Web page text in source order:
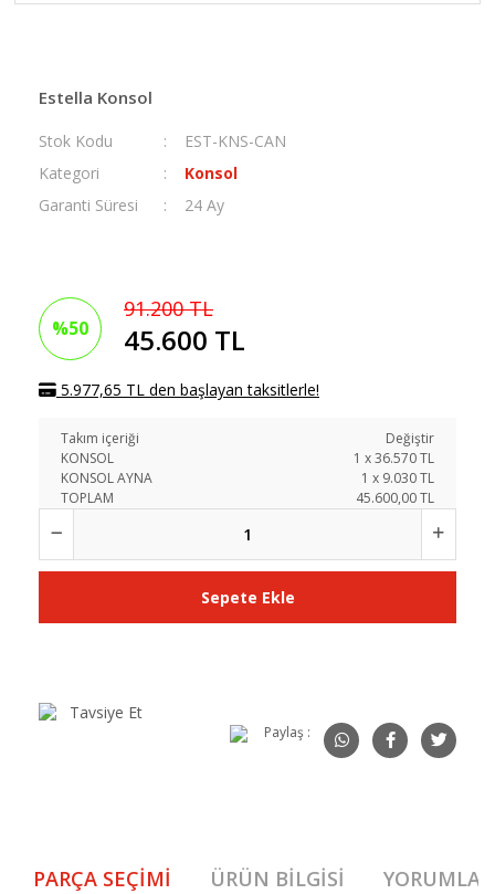
Estella Konsol
Stok Kodu
EST-KNS-CAN
Kategori
Konsol
Garanti Süresi
24 Ay
%50
91.200 TL
45.600 TL
5.977,65 TL den başlayan taksitlerle!
Takım içeriği
Değiştir
KONSOL
1 x36.570TL
KONSOL AYNA
1 x 9.030TL
TOPLAM
45.600,00 TL
Sepete Ekle
Tavsiye Et
Paylaş :
PARÇA SEÇIMI ÜRÜN BILGISI YORUMLAR